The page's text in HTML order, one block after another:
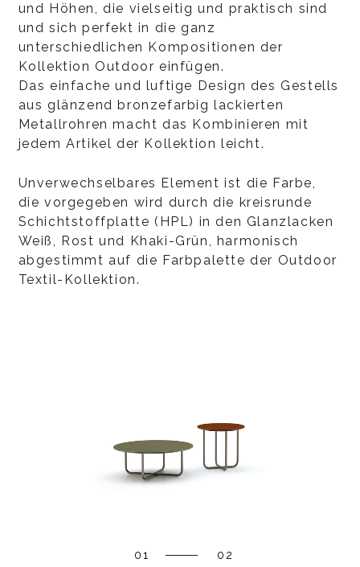
und Höhen, die vielseitig und praktisch sind
und sich perfekt in die ganz
unterschiedlichen Kompositionen der
Kollektion Outdoor einfügen.
Das einfache und luftige Design des Gestells
aus glänzend bronzefarbig lackierten
Metallrohren macht das Kombinieren mit
jedem Artikel der Kollektion leicht.
Unverwechselbares Element ist die Farbe,
die vorgegeben wird durch die kreisrunde
Schichtstoffplatte (HPL) in den Glanzlacken
Weiß, Rost und Khaki-Grün, harmonisch
abgestimmt auf die Farbpalette der Outdoor
Textil-Kollektion.
01 02